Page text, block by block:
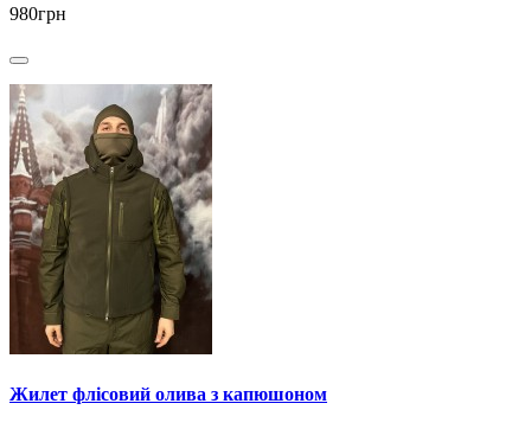
980грн
Жилет флісовий олива з капюшоном